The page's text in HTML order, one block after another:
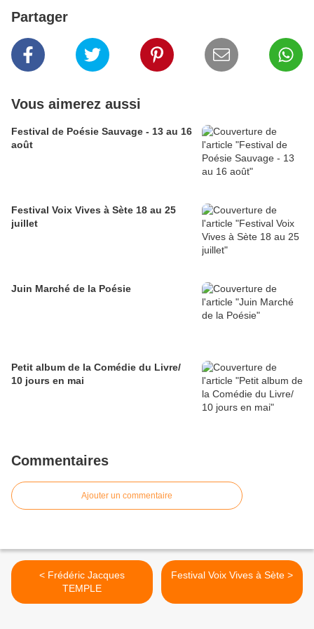
Partager
Vous aimerez aussi
Festival de Poésie Sauvage - 13 au 16
août
Festival Voix Vives à Sète 18 au 25
juillet
Juin Marché de la Poésie
Petit album de la Comédie du Livre/
10 jours en mai
Commentaires
Ajouter un commentaire
< Frédéric Jacques
TEMPLE
Festival Voix Vives à Sète >